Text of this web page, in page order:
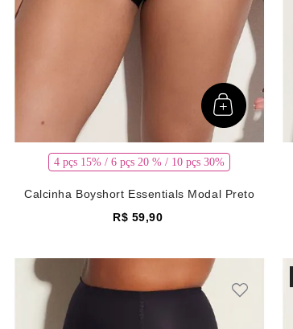
4 pçs 15% / 6 pçs 20 % / 10 pçs 30%
Calcinha Boyshort Essentials Modal Preto
R$ 59,90